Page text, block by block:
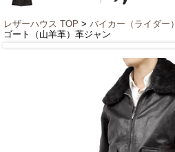
レザーハウス TOP > バイカー（ライダー）
ゴート（山羊革）革ジャン